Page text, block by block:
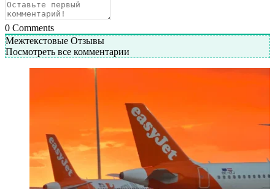
0 Comments
Межтекстовые Отзывы
Посмотреть все комментарии